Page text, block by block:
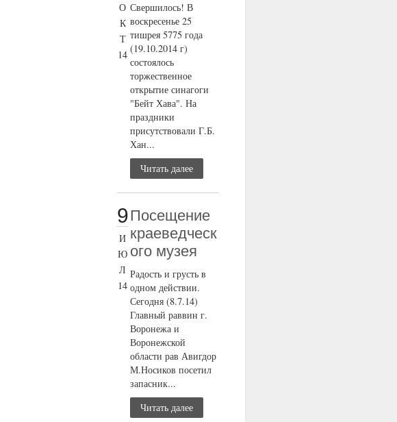
О
К
Т
14
Свершилось! В
воскресенье 25
тишрея 5775 года
(19.10.2014 г)
состоялось
торжественное
открытие синагоги
"Бейт Хава". На
праздники
присутствовали Г.Б.
Хан...
Читать далее
9
И
Ю
Л
14
Посещение
краеведческ
ого музея
Радость и грусть в
одном действии.
Сегодня (8.7.14)
Главный раввин г.
Воронежа и
Воронежской
области рав Авигдор
М.Носиков посетил
запасник...
Читать далее